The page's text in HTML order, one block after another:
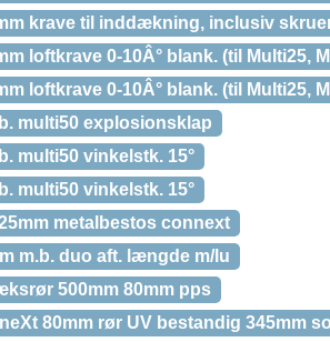
krave til inddækning, inclusiv
loftkrave 0-10Â° blank. (til Multi25,
loftkrave 0-10Â° blank. (til Multi25,
multi50 explosionsklap
multi50 vinkelstk. 15°
multi50 vinkelstk. 15°
metalbestos connext
m.b. duo aft. længde m/lu
500mm 80mm pps
80mm rør UV bestandig 345mm